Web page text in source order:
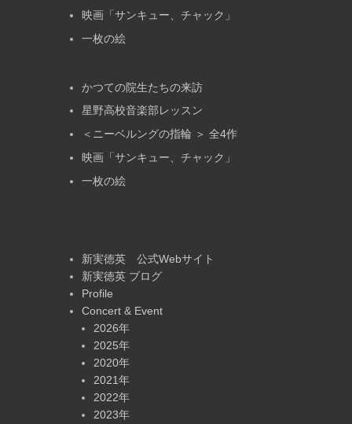
映画「サンキュー、チャック」
一枚の絵
かつての院生たちの来訪
星野高校音楽部レッスン
＜ニーベルングの指輪 ＞ 全4作
映画「サンキュー、チャック」
一枚の絵
新実徳英 公式Webサイト
新実徳英 ブログ
Profile
Concert & Event
2026年
2025年
2020年
2021年
2022年
2023年